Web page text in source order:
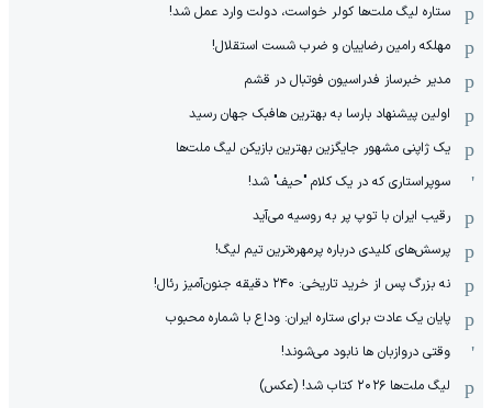
ستاره لیگ ملت‌ها کولر خواست، دولت وارد عمل شد!
مهلکه رامین رضاییان و ضرب شست استقلال!
مدیر خبرساز فدراسیون فوتبال در قشم
اولین پیشنهاد بارسا به بهترین هافبک جهان رسید
یک ژاپنی مشهور جایگزین بهترین بازیکن لیگ ملت‌ها
سوپراستاری که در یک کلام "حیف" شد!
رقیب ایران با توپ پر به روسیه می‌آید
پرسش‌های کلیدی درباره پرمهره‌ترین تیم لیگ!
نه بزرگ پس از خرید تاریخی: ۲۴۰ دقیقه جنون‌آمیز رئال!
پایان یک عادت برای ستاره ایران: وداع با شماره محبوب
وقتی دروازبان ها نابود می‌شوند!
لیگ ملت‌ها ٢٠٢۶ کتاب شد! (عکس)